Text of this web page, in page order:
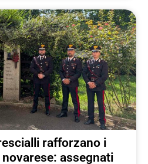
rafforzano i
assegnati